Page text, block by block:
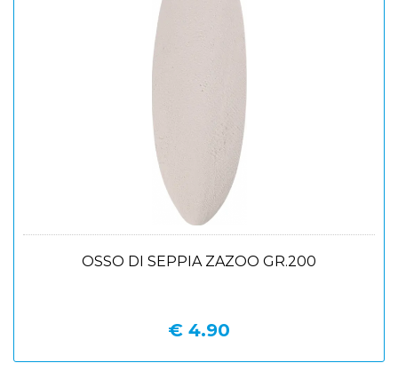
OSSO DI SEPPIA ZAZOO GR.200
€ 4.90